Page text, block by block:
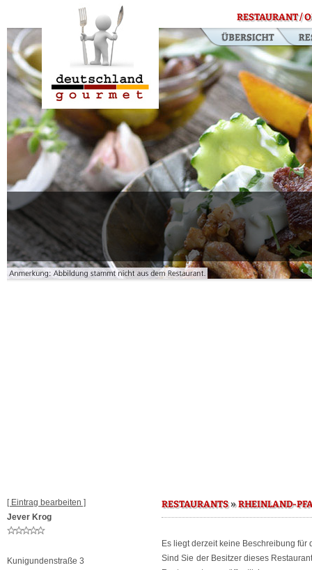
RESTAURANT /
[ Eintrag bearbeiten ]
Jever Krog
Kunigundenstraße 3
RESTAURANTS»RHEINLAND-
Es liegt derzeit keine Beschreibung für
Sind Sie der Besitzer dieses